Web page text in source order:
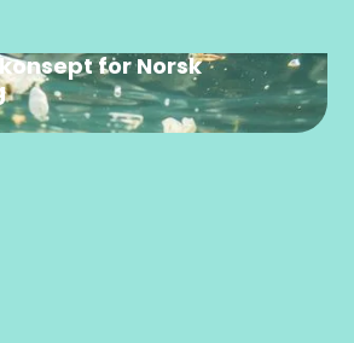
for Norsk